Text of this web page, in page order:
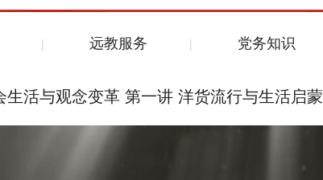
远教服务 党务知识
活与观念变革 第一讲 洋货流行与生活启蒙